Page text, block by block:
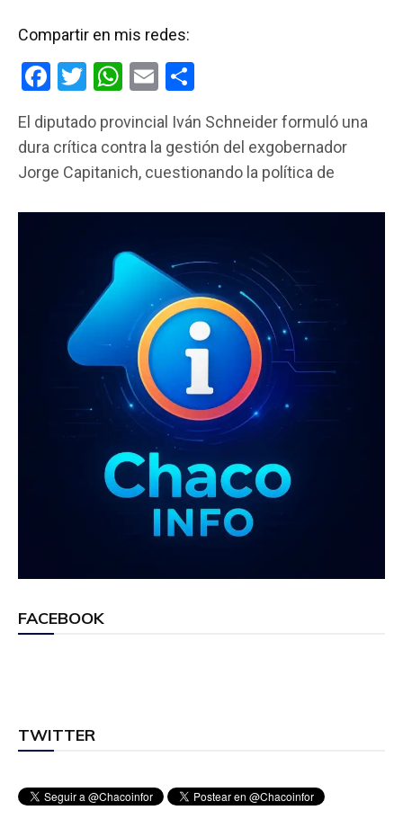
Compartir en mis redes:
F
ce
b
o
T
tt
er
W
at
s
A
p
p
E
ail m
p
tir
El diputado provincial Iván Schneider formuló una
dura crítica contra la gestión del exgobernador
Jorge Capitanich, cuestionando la política de
FACEBOOK
TWITTER